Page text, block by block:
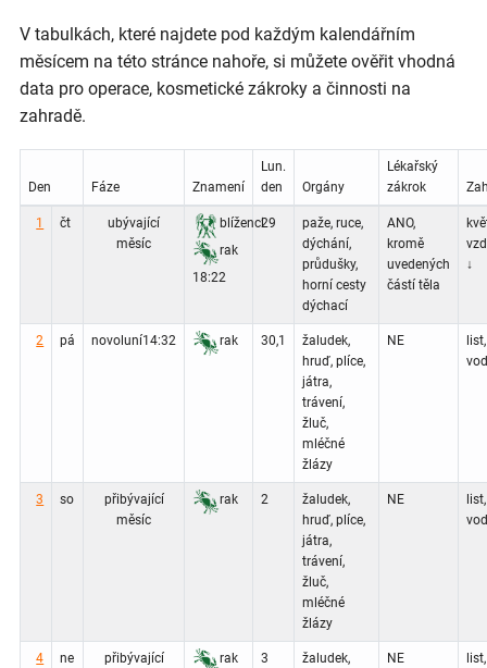
V tabulkách, které najdete pod každým kalendářním
měsícem na této stránce nahoře, si můžete ověřit vhodná
data pro operace, kosmetické zákroky a činnosti na
zahradě.
Den Fáze Znamení
Lun.
den
Orgány
Lékařský
zákrok
1 čt
ubývající
měsíc
blíženci
rak
18:22
29
paže, ruce,
dýchání,
průdušky,
horní cesty
dýchací
ANO,
kromě
uvedených
částí těla
↓
2 pá novoluní14:32 rak 30,1
žaludek,
hruď, plíce,
játra,
trávení,
žluč,
mléčné
žlázy
NE
list,
3 so
přibývající
měsíc
rak 2
žaludek,
hruď, plíce,
játra,
trávení,
žluč,
mléčné
žlázy
NE
list,
4 ne
přibývající
rak
3
žaludek,
NE
list,